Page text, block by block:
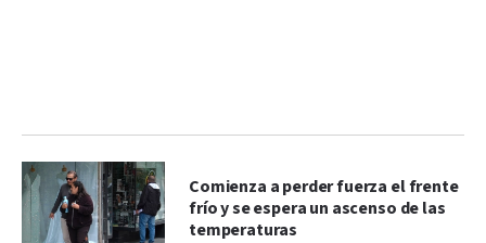
Comienza a perder fuerza el frente
frío y se espera un ascenso de las
temperaturas